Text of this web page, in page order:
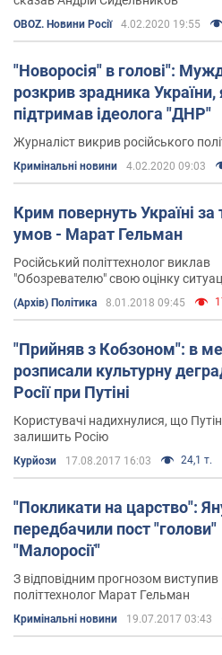
OBOZ. Новини Росії 4.02.2020 19:55
"Новоросія" в голові":
розкрив зрадника України,
підтримав ідеолога "ДНР"
Журналіст викрив російського
Кримінальні новини 4.02.2020 09:03
Крим повернуть Україні за
умов - Марат Гельман
Російський політтехнолог виклав
"Обозревателю" свою оцінку
(Архів) Політика 8.01.2018 09:45
"Прийняв з Кобзоном": в
розписали культурну
Росії при Путіні
Користувачі надихнулися, що
залишить Росію
Курйози 17.08.2017 16:03 24,1 т.
"Покликати на царство":
передбачили пост "голови"
"Малоросії"
З відповідним прогнозом виступив
політтехнолог Марат Гельман
Кримінальні новини 19.07.2017 03:43